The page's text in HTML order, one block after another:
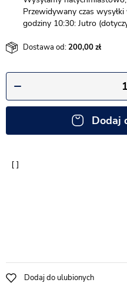
Przewidywany czas
godziny 10:30: Jutro
Dostawa od:200,00
Dodaj
Dodaj do ulubionych